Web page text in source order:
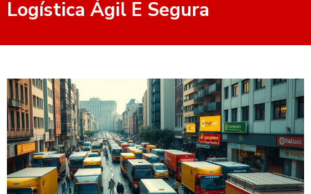
Logística Ágil E Segura